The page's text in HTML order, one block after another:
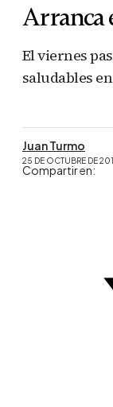
Arranca
El viernes
saludables
Juan Turmo
25 DE OCTUBRE DE
Compartir en: